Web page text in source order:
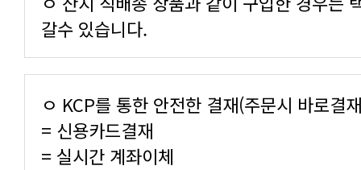
갈수 있습니다.
ㅇ KCP를 통한 안전한 결재(주문시 바로결
= 신용카드결재
= 실시간 계좌이체